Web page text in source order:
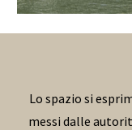
Lo spazio si
messi dalle